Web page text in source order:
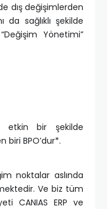
dış değişimlerden
sağlıklı şekilde
Yönetimi”
etkin bir şekilde
BPO’dur*.
noktalar aslında
Ve biz tüm
CANIAS ERP ve